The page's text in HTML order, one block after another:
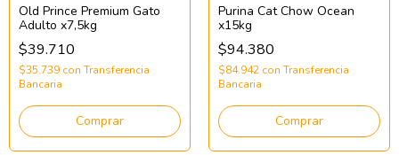
Old Prince Premium Gato
Adulto x7,5kg
$39.710
$35.739 con Transferencia
Bancaria
Comprar
Purina Cat Chow Ocean
x15kg
$94.380
$84.942 con Transferencia
Bancaria
Comprar